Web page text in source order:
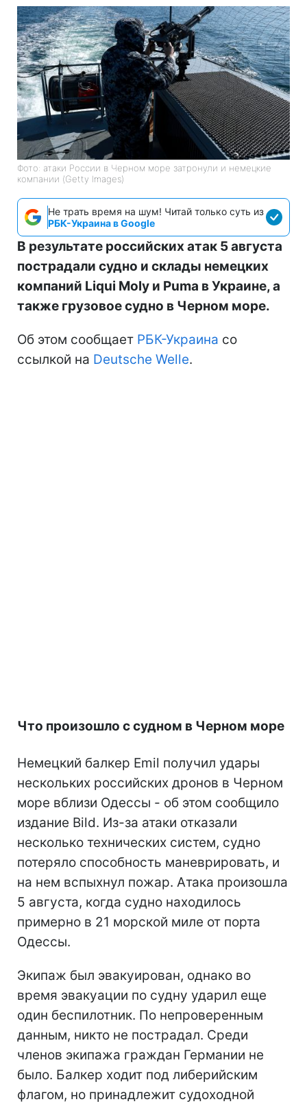
Фото: атаки России в Черном море затронули и немецкие
компании (Getty Images)
Не трать время на шум! Читай только суть из
РБК-Украина в Google
В результате российских атак 5 августа
пострадали судно и склады немецких
компаний Liqui Moly и Puma в Украине, а
также грузовое судно в Черном море.
Об этом сообщает РБК-Украина со
ссылкой на Deutsche Welle.
Что произошло с судном в Черном море
Немецкий балкер Emil получил удары
нескольких российских дронов в Черном
море вблизи Одессы - об этом сообщило
издание Bild. Из-за атаки отказали
несколько технических систем, судно
потеряло способность маневрировать, и
на нем вспыхнул пожар. Атака произошла
5 августа, когда судно находилось
примерно в 21 морской миле от порта
Одессы.
Экипаж был эвакуирован, однако во
время эвакуации по судну ударил еще
один беспилотник. По непроверенным
данным, никто не пострадал. Среди
членов экипажа граждан Германии не
было. Балкер ходит под либерийским
флагом, но принадлежит судоходной